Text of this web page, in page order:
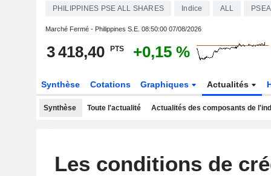
PHILIPPINES PSE ALL SHARES Indice ALL
Marché Fermé - Philippines S.E. 08:50:00 07/08/2026
3 418,40 PTS +0,15 %
Synthèse Cotations Graphiques Actualités
Synthèse Toute l'actualité Actualités des composants de
Les conditions de